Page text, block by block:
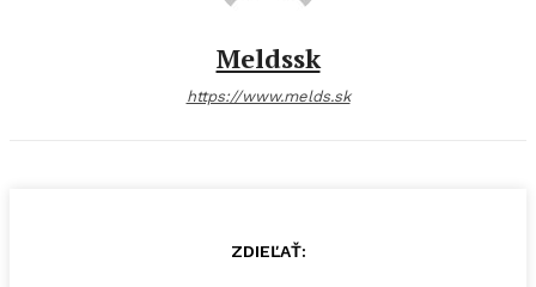
Meldssk
https://www.melds.sk
ZDIEĽAŤ: